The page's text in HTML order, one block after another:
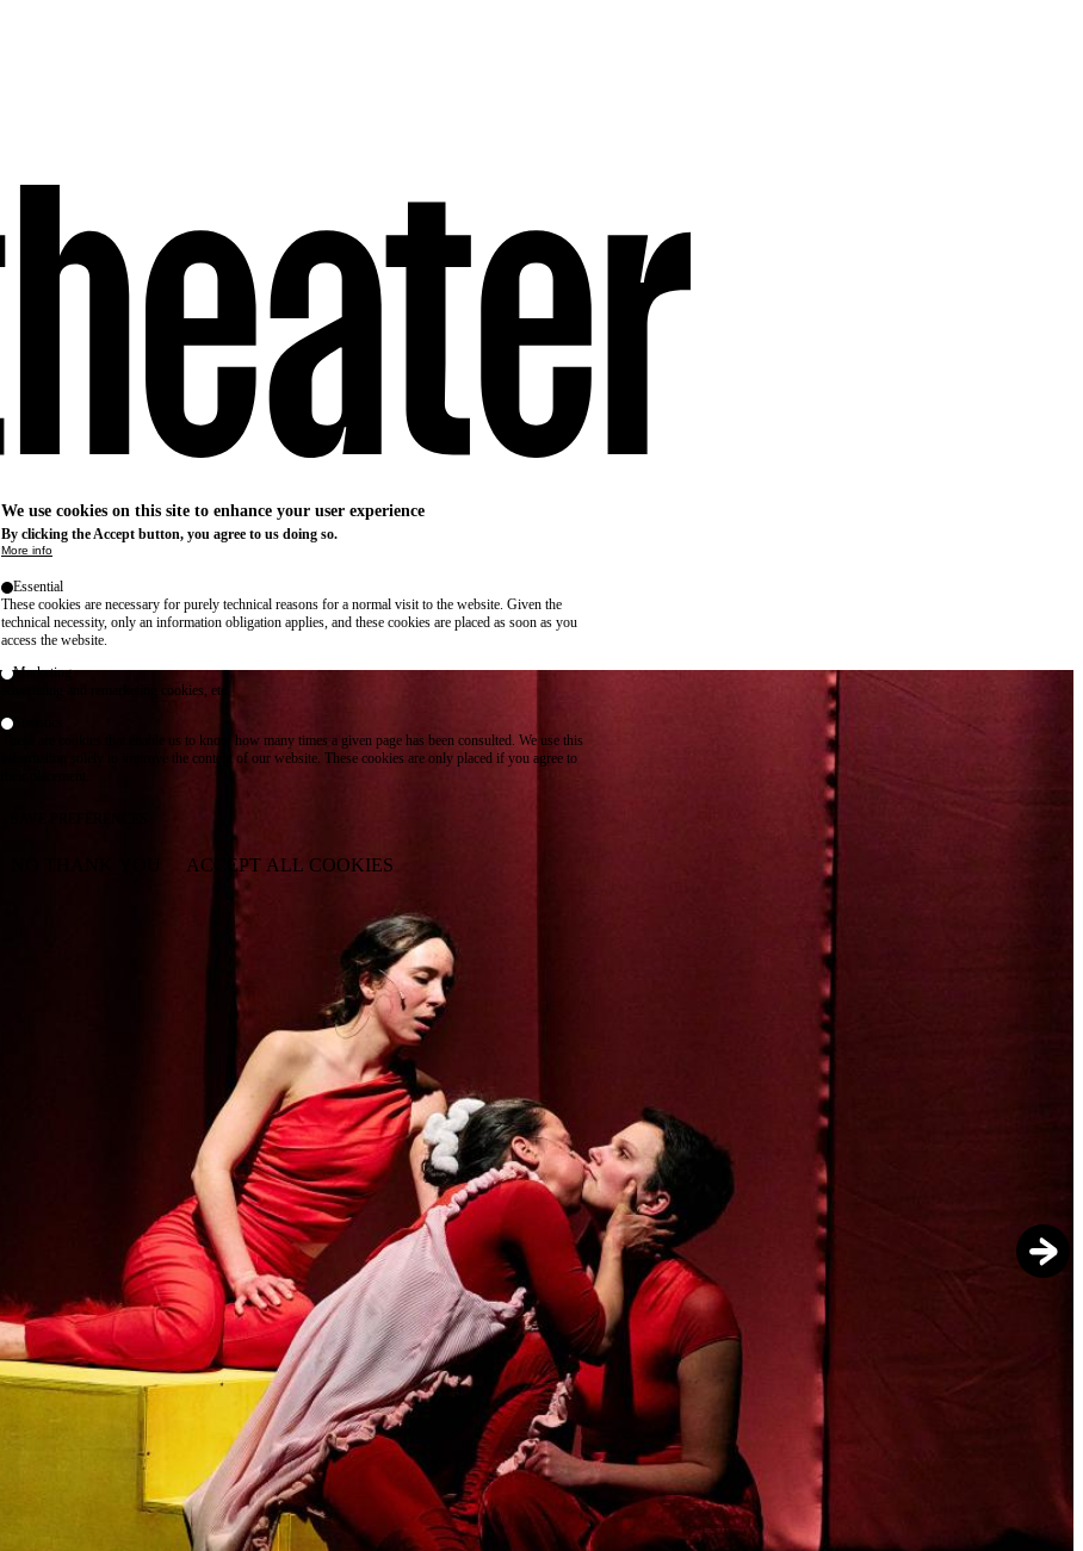
We use cookies on this site to enhance your user experience
By clicking the Accept button, you agree to us doing so.
More info
Essential
These cookies are necessary for purely technical reasons for a normal visit to the website. Given the
technical necessity, only an information obligation applies, and these cookies are placed as soon as you
access the website.
Marketing
advertising and remarketing cookies, etc.
These are cookies that enable us to know how many times a given page has been consulted. We use this
information solely to improve the content of our website. These cookies are only placed if you agree to
ACCEPT ALL COOKIES
WITHDRAW CONSENT